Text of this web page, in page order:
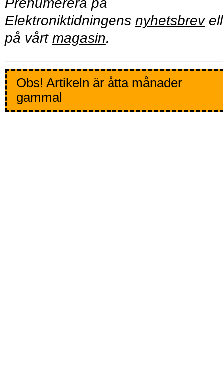
Prenumerera på
Elektroniktidningens nyhetsbrev
på vårt magasin.
Obs! Artikeln är åtta månader
gammal